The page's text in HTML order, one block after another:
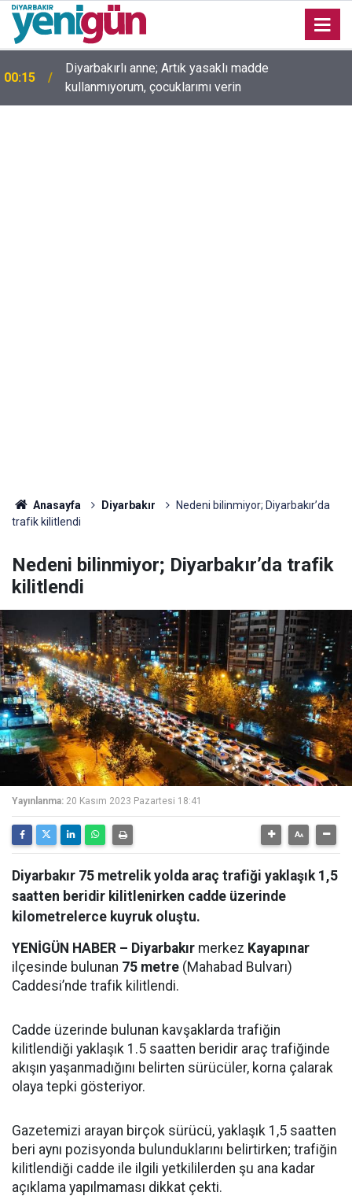
00:15
Diyarbakırlı anne; Artık yasaklı madde
kullanmıyorum, çocuklarımı verin
00:05
Mesut Çokur yazdı; Gelecek Yolda mı Kaldı?
Anasayfa Diyarbakır
Nedeni bilinmiyor; Diyarbakır’da
trafik kilitlendi
Nedeni bilinmiyor; Diyarbakır’da trafik
kilitlendi
Yayınlanma: 20 Kasım 2023 Pazartesi 18:41
Diyarbakır 75 metrelik yolda araç trafiği yaklaşık 1,5
saatten beridir kilitlenirken cadde üzerinde
kilometrelerce kuyruk oluştu.
YENİGÜN HABER – Diyarbakır merkez Kayapınar
ilçesinde bulunan 75 metre (Mahabad Bulvarı)
Caddesi’nde trafik kilitlendi.
Cadde üzerinde bulunan kavşaklarda trafiğin
kilitlendiği yaklaşık 1.5 saatten beridir araç trafiğinde
akışın yaşanmadığını belirten sürücüler, korna çalarak
olaya tepki gösteriyor.
Gazetemizi arayan birçok sürücü, yaklaşık 1,5 saatten
beri aynı pozisyonda bulunduklarını belirtirken; trafiğin
kilitlendiği cadde ile ilgili yetkililerden şu ana kadar
açıklama yapılmaması dikkat çekti.